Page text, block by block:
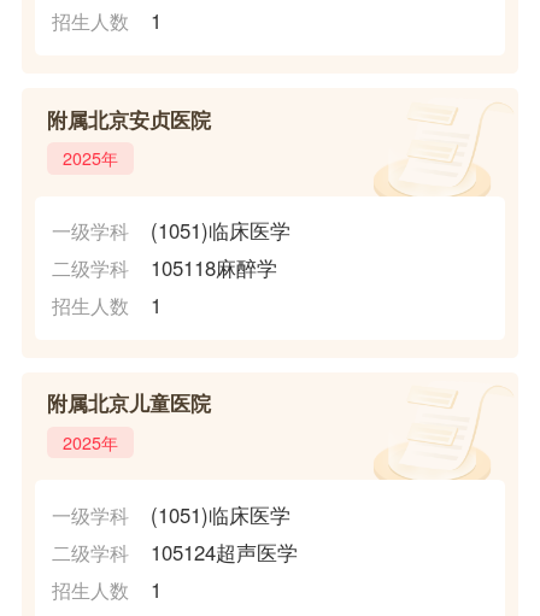
招生人数 1
附属北京安贞医院
2025年
一级学科 (1051)临床医学
二级学科 105118麻醉学
招生人数 1
附属北京儿童医院
2025年
一级学科 (1051)临床医学
二级学科 105124超声医学
招生人数 1